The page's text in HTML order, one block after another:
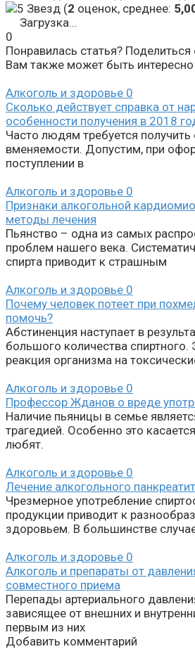
(2 оценок, среднее:
Загрузка...
0
Понравилась статья?
Вам также может быть интересно
Алкоголь и здоровье 0
Сколько действует справка от
особенности получения в 2018
Часто людям требуется получить
вменяемости. Допустим, при
поступлении в
Алкоголь и здоровье 0
Признаки алкогольной
методы лечения
Пьянство – одна из самых
проблем нашего века.
спирта приводит к страшным
Алкоголь и здоровье 0
Почему человек потеет при
помочь?
Абстиненция наступает в
большого количества спиртного.
реакция организма на
Алкоголь и здоровье 0
Профессор Жданов о вреде
Наличие пьяницы в семье
трагедией. Особенно это
любят.
Алкоголь и здоровье 0
Лечение алкогольного
Чрезмерное употребление
продукции приводит к
здоровьем. В большинстве
Алкоголь и здоровье 0
Алкоголь и препараты от
совместного приема
Перепады артериального
зависящее от внешних и
первым из них
Добавить комментарий